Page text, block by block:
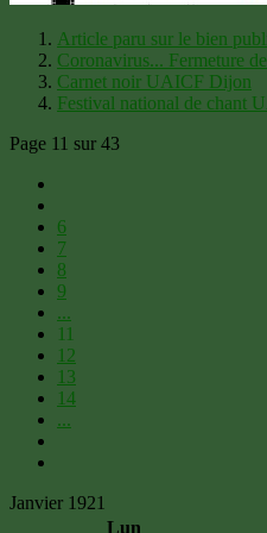
Article paru sur le bien
Coronavirus... Fermeture
Carnet noir UAICF Dijon
Festival national de chant
Page 11 sur 43
6
7
8
9
...
11
12
13
14
...
Janvier 1921
Lun